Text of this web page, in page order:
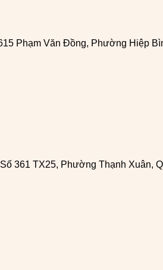
Phạm Văn Đồng, Phường Hiệp
361 TX25, Phường Thạnh Xuân,